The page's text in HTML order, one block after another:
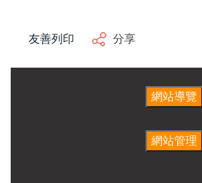
友善列印 分享